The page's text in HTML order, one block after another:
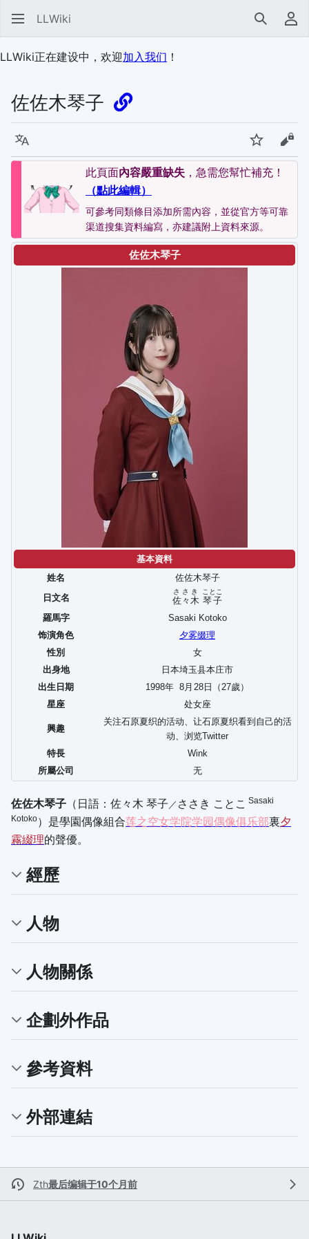
LLWiki 搜索 用
LLWiki正在建设中，欢迎加入我们 ！
佐佐木琴子
语言 监视 查
此頁面內容嚴重缺失 ，急需您幫忙補充！
（點此編輯）
可參考同類條目添加所需內容，並從官方等可靠
渠道搜集資料編寫，亦建議附上資料來源。
佐佐木琴子
基本資料
姓名
佐佐木琴子
日文名
佐々木
ささき
琴子
ことこ
羅馬字
Sasaki Kotoko
饰演角色
夕雾缀理
性別
女
出身地
日本埼玉县本庄市
出生日期
1998年 8月 28日（27歲）
星座
处女座
興趣
关注石原夏织的活动、让石原夏织看到自己的活
动、浏览Twitter
特長
Wink
所屬公司
无
佐佐木琴子 （日語： 佐々木 琴子 ／ ささき ことこ Sasaki
Kotoko）是學園偶像組合莲之空女学院学园偶像俱乐部裏夕
霧綴理的聲優。
經歷
人物
人物關係
企劃外作品
參考資料
外部連結
Zth最后编辑于10个月前